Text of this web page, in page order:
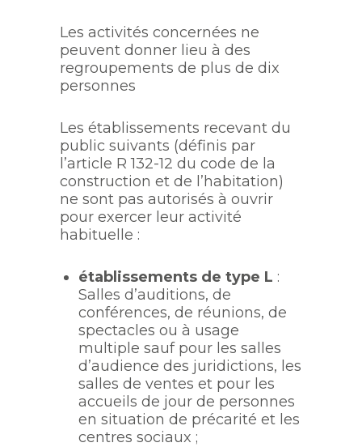
Les activités concernées ne
peuvent donner lieu à des
regroupements de plus de dix
personnes
Les établissements recevant du
public suivants (définis par
l’article R 132-12 du code de la
construction et de l’habitation)
ne sont pas autorisés à ouvrir
pour exercer leur activité
habituelle :
établissements de type L :
Salles d’auditions, de
conférences, de réunions, de
spectacles ou à usage
multiple sauf pour les salles
d’audience des juridictions, les
salles de ventes et pour les
accueils de jour de personnes
en situation de précarité et les
centres sociaux ;